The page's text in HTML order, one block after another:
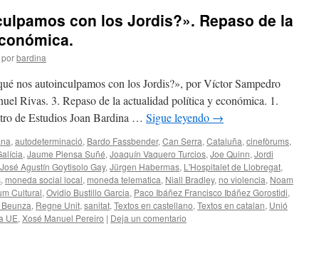
con los Jordis?». Repaso de la
porbardina
nos autoinculpamos con los Jordis?», por Víctor Sampedro
Rivas. 3. Repaso de la actualidad política y económica. 1.
de Estudios Joan Bardina … Sigue leyendo →
, autodeterminació, Bardo Fassbender, Can Serra, Cataluña, cinefòrums,
, Jaume Plensa Suñé, Joaquín Vaquero Turcios, Joe Quinn, Jordi
José Agustín Goytisolo Gay, Jürgen Habermas, L'Hospitalet de Llobregat,
, moneda social local, moneda telematica, Niall Bradley, no violencia, Noam
Cultural, Ovidio Bustillo Garcia, Paco Ibáñez Francisco Ibáñez Gorostidi,
, Regne Unit, sanitat, Textos en castellano, Textos en catalan, Unió
UE, Xosé Manuel Pereiro | Deja un comentario